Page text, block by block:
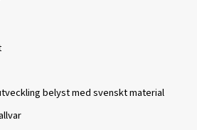
belyst med svenskt material